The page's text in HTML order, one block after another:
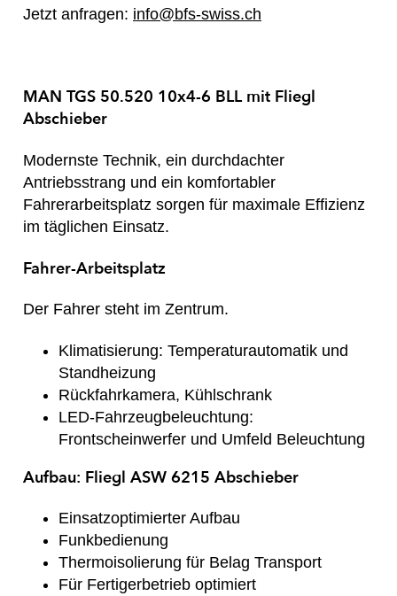
Jetzt anfragen: info@bfs-swiss.ch
MAN TGS 50.520 10x4-6 BLL mit Fliegl
Abschieber
Modernste Technik, ein durchdachter
Antriebsstrang und ein komfortabler
Fahrerarbeitsplatz sorgen für maximale Effizienz
im täglichen Einsatz.
Fahrer-Arbeitsplatz
Der Fahrer steht im Zentrum.
Klimatisierung: Temperaturautomatik und
Standheizung
Rückfahrkamera, Kühlschrank
LED-Fahrzeugbeleuchtung:
Frontscheinwerfer und Umfeld Beleuchtung
Aufbau: Fliegl ASW 6215 Abschieber
Einsatzoptimierter Aufbau
Funkbedienung
Thermoisolierung für Belag Transport
Für Fertigerbetrieb optimiert